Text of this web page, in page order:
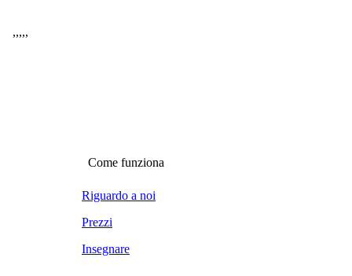
,,,,,
Come funziona
Riguardo a noi
Prezzi
Insegnare